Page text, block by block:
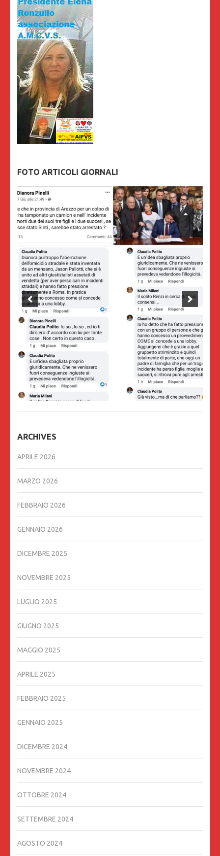
FOTO ARTICOLI GIORNALI
ARCHIVES
APRILE 2026
MARZO 2026
FEBBRAIO 2026
GENNAIO 2026
DICEMBRE 2025
NOVEMBRE 2025
LUGLIO 2025
GIUGNO 2025
MAGGIO 2025
APRILE 2025
FEBBRAIO 2025
GENNAIO 2025
DICEMBRE 2024
NOVEMBRE 2024
OTTOBRE 2024
SETTEMBRE 2024
AGOSTO 2024